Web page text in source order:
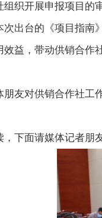
织开展申报项目的
出台的《项目指南
益，带动供销合作
友对供销合作社工
，下面请媒体记者朋